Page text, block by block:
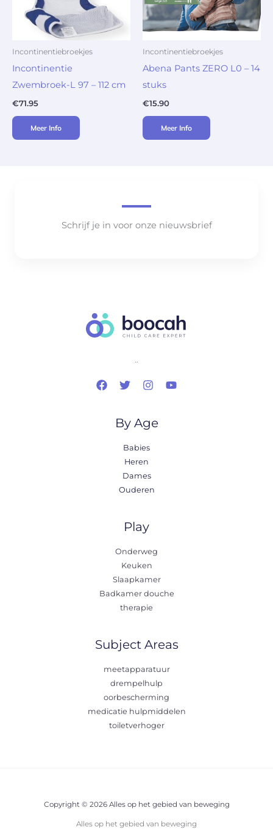
Incontinentiebroekjes
Incontinentie
Zwembroek-L 97 – 112 cm
€71.95
Meer Info
Incontinentiebroekjes
Abena Pants ZERO L0 – 14
stuks
€15.90
Meer Info
Schrijf je in voor onze nieuwsbrief
..
By Age
Babies
Heren
Dames
Ouderen
Play
Onderweg
Keuken
Slaapkamer
Badkamer douche
therapie
Subject Areas
meetapparatuur
drempelhulp
oorbescherming
medicatie hulpmiddelen
toiletverhoger
Copyright © 2026 Alles op het gebied van beweging
Alles op het gebied van beweging